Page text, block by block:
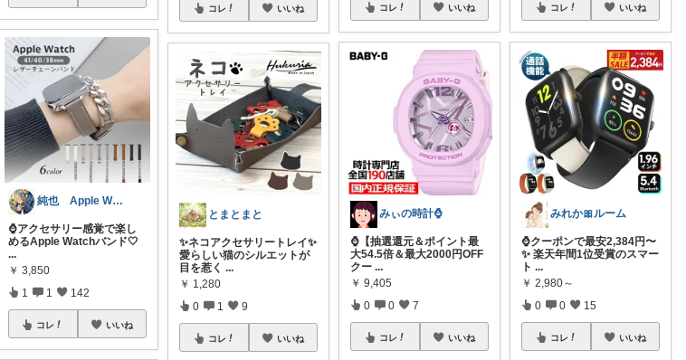
純也 Apple Watch関連紹介
⌚️アクセサリー感覚で楽し
めるApple Watchバンド🤍
...
￥ 3,850
1 1 142
コレ いいね
コレ いいね
とまとまと
✨ネコアクセサリートレイ✨
愛らしい猫のシルエットが
目を惹く ...
￥ 1,280
0 1 9
コレ いいね
コレ いいね
みぃの時計⌚
⌚【抽選還元＆ポイント最
大54.5倍＆最大2000円OFF
クー ...
￥ 9,405
0 0 7
コレ いいね
コレ いいね
みれか🎀ルーム
⌚️クーポンで最安2,384円〜
✨ 楽天年間1位受賞のスマー
ト ...
￥ 2,980～
0 0 15
コレ いいね